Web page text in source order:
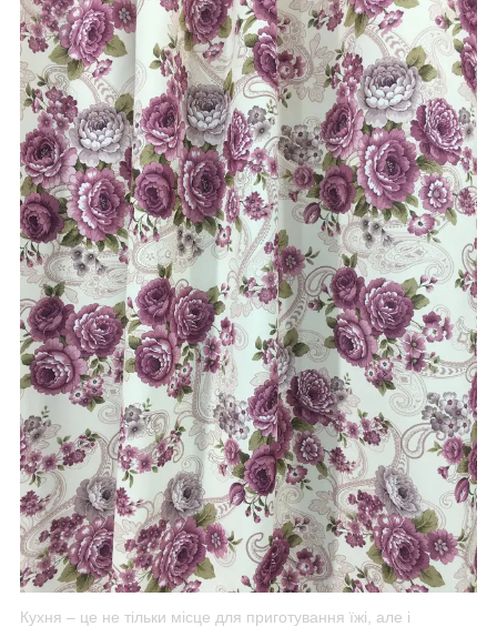
Кухня – це не тільки місце для приготування їжі, але і